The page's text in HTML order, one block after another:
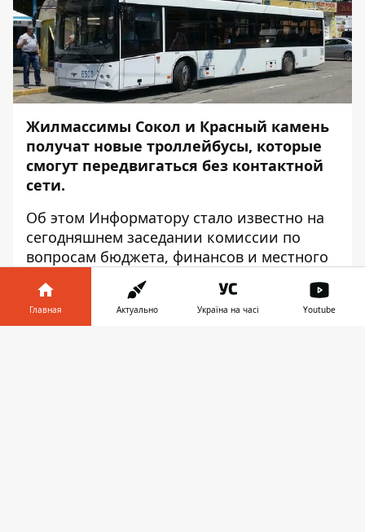
Жилмассимы Сокол и Красный камень
получат новые троллейбусы, которые
смогут передвигаться без контактной
сети.
Об этом Информатору стало известно на
сегодняшнем заседании комиссии по
вопросам бюджета, финансов и местного
самоуправления.
Депутаты обсудили, где именно
троллейбусы с автономным запасом хода
Главная Актуально Україна на часі Youtube